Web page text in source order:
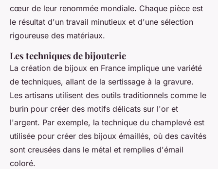
cœur de leur renommée mondiale. Chaque pièce est
le résultat d'un travail minutieux et d'une sélection
rigoureuse des matériaux.
Les techniques de bijouterie
La création de bijoux en France implique une variété
de techniques, allant de la sertissage à la gravure.
Les artisans utilisent des outils traditionnels comme le
burin pour créer des motifs délicats sur l'or et
l'argent. Par exemple, la technique du champlevé est
utilisée pour créer des bijoux émaillés, où des cavités
sont creusées dans le métal et remplies d'émail
coloré.